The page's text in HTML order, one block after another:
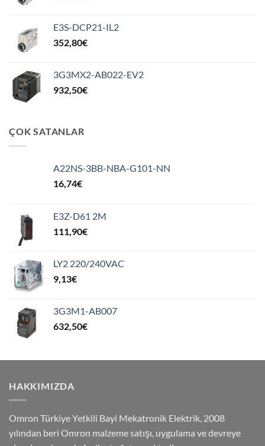
E3S-DCP21-IL2
352,80€
3G3MX2-AB022-EV2
932,50€
ÇOK SATANLAR
A22NS-3BB-NBA-G101-NN
16,74€
E3Z-D61 2M
111,90€
LY2 220/240VAC
9,13€
3G3M1-AB007
632,50€
HAKKIMIZDA
Omron Türkiye Yetkili Bayi Mekatronik Elektrik, 2008
yılından beri Omron malzeme satışı, uygulama ve devreye